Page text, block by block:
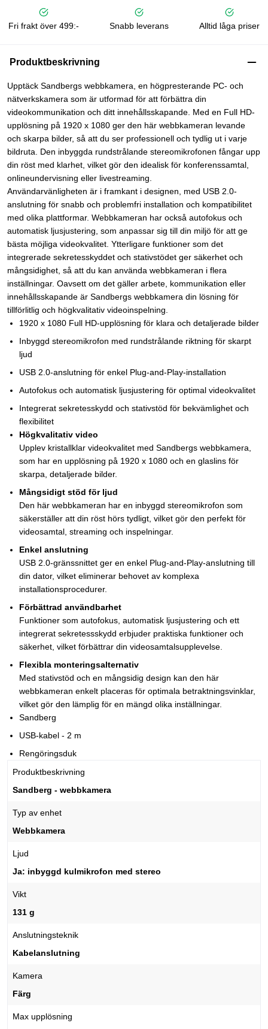
Fri frakt över 499:- Snabb leverans Alltid låga priser
Produktbeskrivning
Upptäck Sandbergs webbkamera, en högpresterande PC- och
nätverkskamera som är utformad för att förbättra din
videokommunikation och ditt innehållsskapande. Med en Full HD-
upplösning på 1920 x 1080 ger den här webbkameran levande
och skarpa bilder, så att du ser professionell och tydlig ut i varje
bildruta. Den inbyggda rundstrålande stereomikrofonen fångar upp
din röst med klarhet, vilket gör den idealisk för konferenssamtal,
onlineundervisning eller livestreaming.
Användarvänligheten är i framkant i designen, med USB 2.0-
anslutning för snabb och problemfri installation och kompatibilitet
med olika plattformar. Webbkameran har också autofokus och
automatisk ljusjustering, som anpassar sig till din miljö för att ge
bästa möjliga videokvalitet. Ytterligare funktioner som det
integrerade sekretesskyddet och stativstödet ger säkerhet och
mångsidighet, så att du kan använda webbkameran i flera
inställningar. Oavsett om det gäller arbete, kommunikation eller
innehållsskapande är Sandbergs webbkamera din lösning för
tillförlitlig och högkvalitativ videoinspelning.
1920 x 1080 Full HD-upplösning för klara och detaljerade bilder
Inbyggd stereomikrofon med rundstrålande riktning för skarpt
ljud
USB 2.0-anslutning för enkel Plug-and-Play-installation
Autofokus och automatisk ljusjustering för optimal videokvalitet
Integrerat sekretesskydd och stativstöd för bekvämlighet och
flexibilitet
Högkvalitativ video
Upplev kristallklar videokvalitet med Sandbergs webbkamera,
som har en upplösning på 1920 x 1080 och en glaslins för
skarpa, detaljerade bilder.
Mångsidigt stöd för ljud
Den här webbkameran har en inbyggd stereomikrofon som
säkerställer att din röst hörs tydligt, vilket gör den perfekt för
videosamtal, streaming och inspelningar.
Enkel anslutning
USB 2.0-gränssnittet ger en enkel Plug-and-Play-anslutning till
din dator, vilket eliminerar behovet av komplexa
installationsprocedurer.
Förbättrad användbarhet
Funktioner som autofokus, automatisk ljusjustering och ett
integrerat sekretessskydd erbjuder praktiska funktioner och
säkerhet, vilket förbättrar din videosamtalsupplevelse.
Flexibla monteringsalternativ
Med stativstöd och en mångsidig design kan den här
webbkameran enkelt placeras för optimala betraktningsvinklar,
vilket gör den lämplig för en mängd olika inställningar.
Sandberg
USB-kabel - 2 m
Rengöringsduk
Produktbeskrivning
Sandberg - webbkamera
Typ av enhet
Webbkamera
Ljud
Ja: inbyggd kulmikrofon med stereo
Vikt
131 g
Anslutningsteknik
Kabelanslutning
Kamera
Färg
Max upplösning